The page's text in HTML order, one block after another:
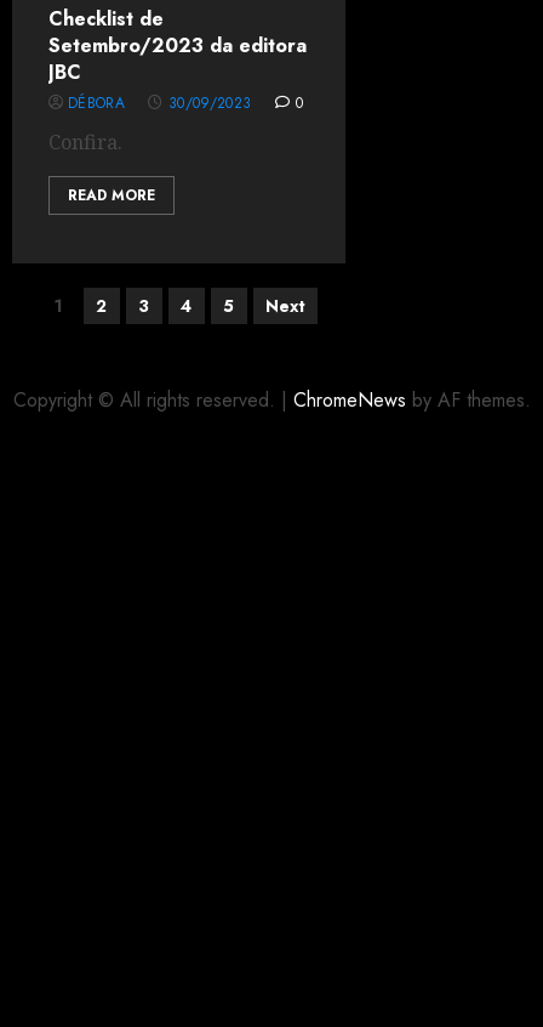
Checklist de
Setembro/2023 da editora
JBC
DÉBORA 30/09/2023 0
Confira.
READ MORE
1 2 3 4 5 Next
Copyright © All rights reserved. | ChromeNews by AF themes.